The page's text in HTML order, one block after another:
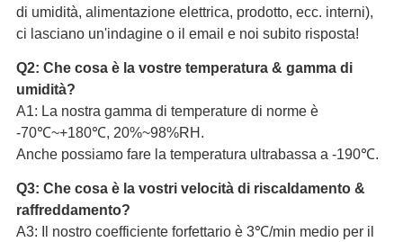
di umidità, alimentazione elettrica, prodotto, ecc. interni),
ci lasciano un'indagine o il email e noi subito risposta!
Q2: Che cosa è la vostre temperatura & gamma di
umidità?
A1: La nostra gamma di temperature di norme è
-70℃~+180℃, 20%~98%RH.
Anche possiamo fare la temperatura ultrabassa a -190℃.
Q3: Che cosa è la vostri velocità di riscaldamento &
raffreddamento?
A3: Il nostro coefficiente forfettario è 3℃/min medio per il